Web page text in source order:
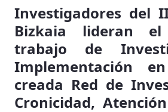
Investigadores del
Bizkaia lideran
trabajo de
Implementación
creada Red de
Cronicidad,